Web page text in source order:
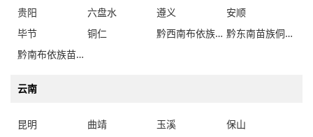
贵阳 六盘水 遵义
安顺
毕节
铜仁 黔西南布依族苗族自治州
黔东南苗族侗族自治州
黔南布依族苗族自治州
云南
昆明 曲靖 玉溪
保山